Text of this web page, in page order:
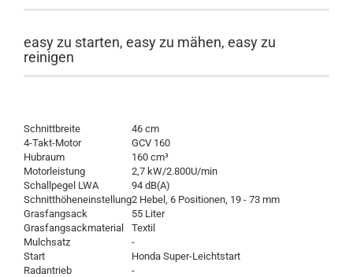
easy zu starten, easy zu mähen, easy zu
reinigen
Schnittbreite
46 cm
4-Takt-Motor
GCV 160
Hubraum
160 cm³
Motorleistung
2,7 kW/2.800U/min
Schallpegel LWA
94 dB(A)
Schnitthöheneinstellung2 Hebel, 6 Positionen, 19 - 73 mm
Grasfangsack
55 Liter
Grasfangsackmaterial
Textil
Mulchsatz
-
Start
Honda Super-Leichtstart
Radantrieb
-